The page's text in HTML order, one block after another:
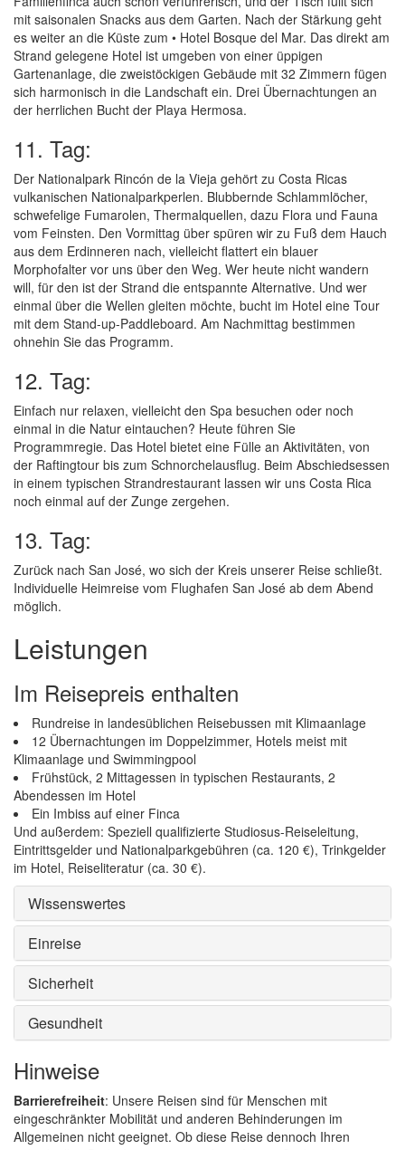
mit saisonalen Snacks aus dem Garten. Nach der Stärkung geht
es weiter an die Küste zum • Hotel Bosque del Mar. Das direkt am
Strand gelegene Hotel ist umgeben von einer üppigen
Gartenanlage, die zweistöckigen Gebäude mit 32 Zimmern fügen
sich harmonisch in die Landschaft ein. Drei Übernachtungen an
der herrlichen Bucht der Playa Hermosa.
11. Tag:
Der Nationalpark Rincón de la Vieja gehört zu Costa Ricas
vulkanischen Nationalparkperlen. Blubbernde Schlammlöcher,
schwefelige Fumarolen, Thermalquellen, dazu Flora und Fauna
vom Feinsten. Den Vormittag über spüren wir zu Fuß dem Hauch
aus dem Erdinneren nach, vielleicht flattert ein blauer
Morphofalter vor uns über den Weg. Wer heute nicht wandern
will, für den ist der Strand die entspannte Alternative. Und wer
einmal über die Wellen gleiten möchte, bucht im Hotel eine Tour
mit dem Stand-up-Paddleboard. Am Nachmittag bestimmen
ohnehin Sie das Programm.
12. Tag:
Einfach nur relaxen, vielleicht den Spa besuchen oder noch
einmal in die Natur eintauchen? Heute führen Sie
Programmregie. Das Hotel bietet eine Fülle an Aktivitäten, von
der Raftingtour bis zum Schnorchelausflug. Beim Abschiedsessen
in einem typischen Strandrestaurant lassen wir uns Costa Rica
noch einmal auf der Zunge zergehen.
13. Tag:
Zurück nach San José, wo sich der Kreis unserer Reise schließt.
Individuelle Heimreise vom Flughafen San José ab dem Abend
möglich.
Leistungen
Im Reisepreis enthalten
Rundreise in landesüblichen Reisebussen mit Klimaanlage
12 Übernachtungen im Doppelzimmer, Hotels meist mit
Klimaanlage und Swimmingpool
Frühstück, 2 Mittagessen in typischen Restaurants, 2
Abendessen im Hotel
Ein Imbiss auf einer Finca
Und außerdem: Speziell qualifizierte Studiosus-Reiseleitung,
Eintrittsgelder und Nationalparkgebühren (ca. 120 €), Trinkgelder
im Hotel, Reiseliteratur (ca. 30 €).
Wissenswertes
Einreise
Sicherheit
Gesundheit
Hinweise
Barrierefreiheit: Unsere Reisen sind für Menschen mit
eingeschränkter Mobilität und anderen Behinderungen im
Allgemeinen nicht geeignet. Ob diese Reise dennoch Ihren